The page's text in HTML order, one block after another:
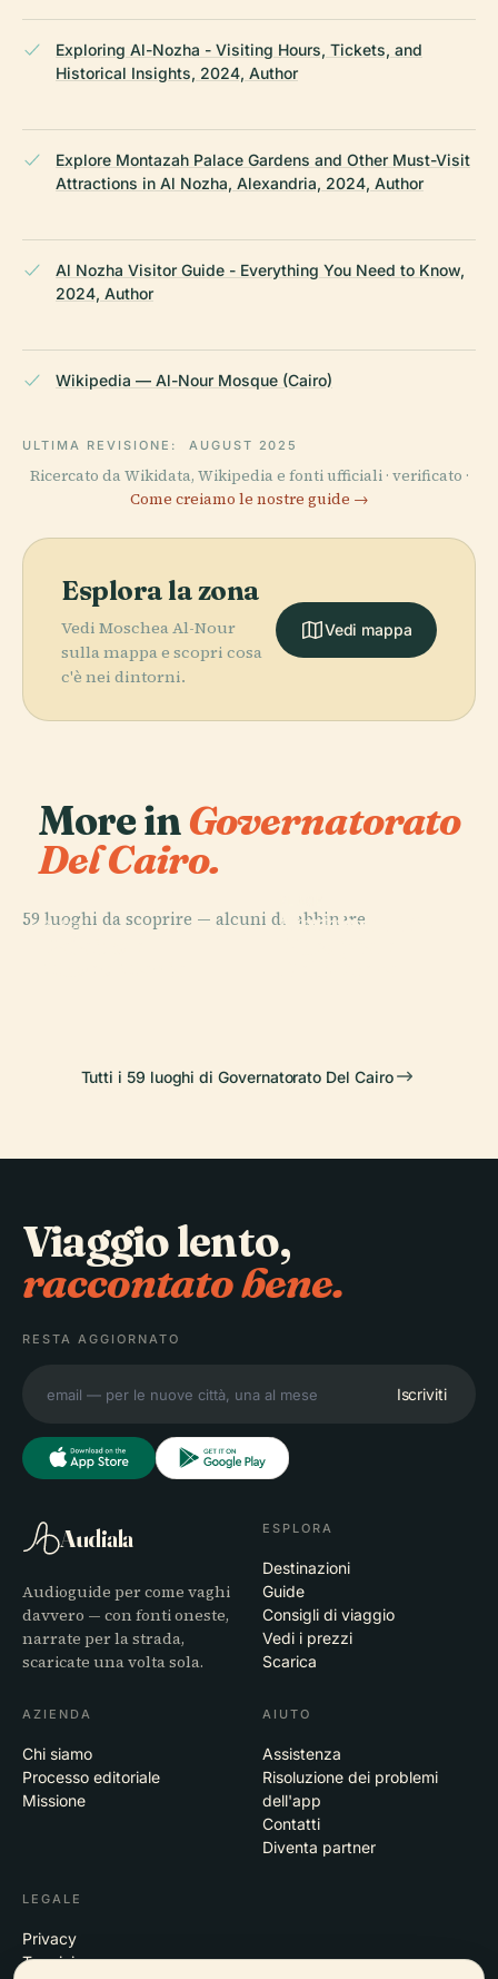
Exploring Al-Nozha - Visiting Hours, Tickets, and
Historical Insights, 2024, Author
Explore Montazah Palace Gardens and Other Must-Visit
Attractions in Al Nozha, Alexandria, 2024, Author
Al Nozha Visitor Guide - Everything You Need to Know,
2024, Author
Wikipedia — Al-Nour Mosque (Cairo)
ULTIMA REVISIONE: AUGUST 2025
Ricercato da Wikidata, Wikipedia e fonti ufficiali · verificato ·
Come creiamo le nostre guide →
Esplora la zona
Vedi Moschea Al-Nour
sulla mappa e scopri cosa
c'è nei dintorni.
Vedi mappa
More inGovernatorato
Del Cairo.
59 luoghi da scoprire — alcuni da abbinare.
PLACE
Moschea di Al-
PLACE
Teatro
Tutti i 59 luoghi di Governatorato Del Cairo
Viaggio lento,
raccontato bene.
RESTA AGGIORNATO
Iscriviti
Audiala
Audioguide per come vaghi
davvero — con fonti oneste,
narrate per la strada,
scaricate una volta sola.
ESPLORA
Destinazioni
Guide
Consigli di viaggio
Vedi i prezzi
Scarica
AZIENDA
Chi siamo
Processo editoriale
Missione
AIUTO
Assistenza
Risoluzione dei problemi
dell'app
Contatti
Diventa partner
LEGALE
Privacy
Termini